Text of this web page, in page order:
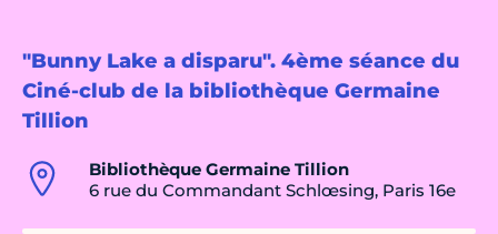
"Bunny Lake a disparu". 4ème séance du
Ciné-club de la bibliothèque Germaine
Tillion
Bibliothèque Germaine Tillion
6 rue du Commandant Schlœsing, Paris 16e